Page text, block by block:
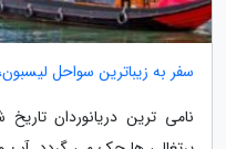
سفر به زیباترین سواحل
نامی ترین دریانوردان